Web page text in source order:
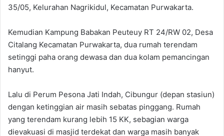
35/05, Kelurahan Nagrikidul, Kecamatan Purwakarta.
Kemudian Kampung Babakan Peuteuy RT 24/RW 02, Desa
Citalang Kecamatan Purwakarta, dua rumah terendam
setinggi paha orang dewasa dan dua kolam pemancingan
hanyut.
Lalu di Perum Pesona Jati Indah, Cibungur (depan stasiun)
dengan ketinggian air masih sebatas pinggang. Rumah
yang terendam kurang lebih 15 KK, sebagian warga
dievakuasi di masjid terdekat dan warga masih banyak